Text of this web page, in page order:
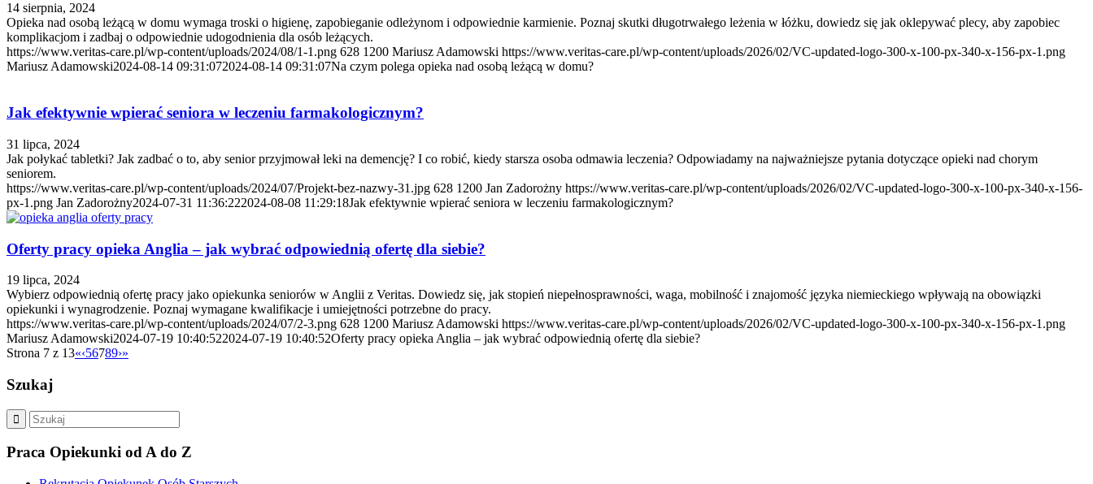
14 sierpnia, 2024
Opieka nad osobą leżącą w domu wymaga troski o higienę, zapobieganie odleżynom i odpowiednie karmienie. Poznaj skutki długotrwałego leżenia w łóżku, dowiedz się jak oklepywać plecy, aby zapobiec
komplikacjom i zadbaj o odpowiednie udogodnienia dla osób leżących.
https://www.veritas-care.pl/wp-content/uploads/2024/08/1-1.png 628 1200 Mariusz Adamowski https://www.veritas-care.pl/wp-content/uploads/2026/02/VC-updated-logo-300-x-100-px-340-x-156-px-1.png
Mariusz Adamowski2024-08-14 09:31:072024-08-14 09:31:07Na czym polega opieka nad osobą leżącą w domu?
Jak efektywnie wpierać seniora w leczeniu farmakologicznym?
31 lipca, 2024
Jak połykać tabletki? Jak zadbać o to, aby senior przyjmował leki na demencję? I co robić, kiedy starsza osoba odmawia leczenia? Odpowiadamy na najważniejsze pytania dotyczące opieki nad chorym
seniorem.
https://www.veritas-care.pl/wp-content/uploads/2024/07/Projekt-bez-nazwy-31.jpg 628 1200 Jan Zadorożny https://www.veritas-care.pl/wp-content/uploads/2026/02/VC-updated-logo-300-x-100-px-340-x-156-
px-1.png Jan Zadorożny2024-07-31 11:36:222024-08-08 11:29:18Jak efektywnie wpierać seniora w leczeniu farmakologicznym?
Oferty pracy opieka Anglia – jak wybrać odpowiednią ofertę dla siebie?
19 lipca, 2024
Wybierz odpowiednią ofertę pracy jako opiekunka seniorów w Anglii z Veritas. Dowiedz się, jak stopień niepełnosprawności, waga, mobilność i znajomość języka niemieckiego wpływają na obowiązki
opiekunki i wynagrodzenie. Poznaj wymagane kwalifikacje i umiejętności potrzebne do pracy.
https://www.veritas-care.pl/wp-content/uploads/2024/07/2-3.png 628 1200 Mariusz Adamowski https://www.veritas-care.pl/wp-content/uploads/2026/02/VC-updated-logo-300-x-100-px-340-x-156-px-1.png
Mariusz Adamowski2024-07-19 10:40:522024-07-19 10:40:52Oferty pracy opieka Anglia – jak wybrać odpowiednią ofertę dla siebie?
Strona 7 z 13«‹56789›»
Szukaj
Praca Opiekunki od A do Z